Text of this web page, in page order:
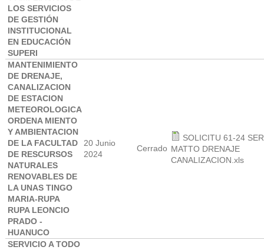
LOS SERVICIOS
DE GESTIÓN
INSTITUCIONAL
EN EDUCACIÓN
SUPERI
MANTENIMIENTO
DE DRENAJE,
CANALIZACION
DE ESTACION
METEOROLOGICA
ORDENA MIENTO
Y AMBIENTACION
DE LA FACULTAD
DE RESCURSOS
NATURALES
RENOVABLES DE
LA UNAS TINGO
MARIA-RUPA
RUPA LEONCIO
PRADO -
HUANUCO
20 Junio
2024
Cerrado
SOLICITU 61-24
MATTO DRENAJE
CANALIZACION.xls
SERVICIO A TODO